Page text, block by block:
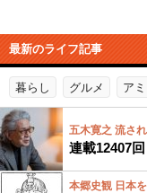
最新のライフ記事
暮らし グルメ ア
五木寛之 流さ
連載12407
本郷史観 日本